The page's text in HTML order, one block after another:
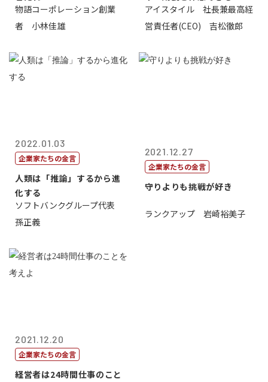
物語コーポレーション創業
者 小林佳雄
アイスタイル 社長兼最高経
営責任者(CEO) 吉松徹郎
2022.01.03
企業家たちの金言
人類は「推論」するから進
化する
ソフトバンクグループ代表
孫正義
2021.12.27
企業家たちの金言
守りよりも挑戦が好き
ランクアップ 岩崎裕美子
2021.12.20
企業家たちの金言
経営者は24時間仕事のこと